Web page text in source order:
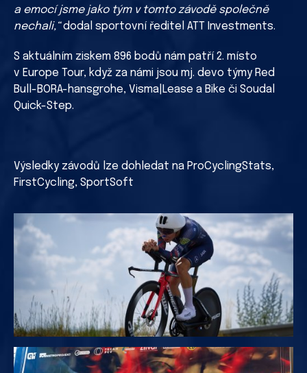
a emocí jsme jako tým v tomto závodě společně
nechali,“dodal sportovní ředitel ATT Investments.
S aktuálním ziskem 896 bodů nám patří 2. místo
v Europe Tour, když za námi jsou mj. devo týmy Red
Bull-BORA-hansgrohe, Visma|Lease a Bike či Soudal
Quick-Step.
Výsledky závodů lze dohledat na ProCyclingStats,
FirstCycling, SportSoft